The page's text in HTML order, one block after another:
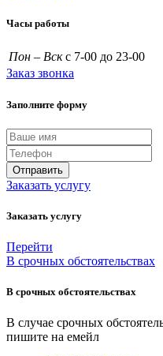
Часы работы
Пон – Вск с 7-00 до 23-00
Заказ звонка
Заполните форму
Отправить
Заказать услугу
Заказать услугу
Перейти
В срочных обстоятельствах
В срочных обстоятельствах
В случае срочных
пишите на емейл